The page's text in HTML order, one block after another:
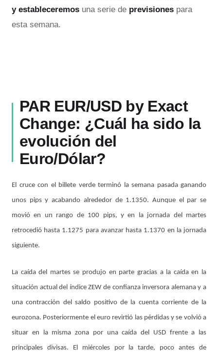
y estableceremos una serie de previsiones para
esta semana.
PAR EUR/USD by Exact
Change: ¿Cuál ha sido la
evolución del
Euro/Dólar?
El cruce con el billete verde terminó la semana pasada ganando
unos pips y acabando alrededor de 1.1350. Aunque el par se
movió en un rango de 100 pips, y en la jornada del martes
retrocedió hasta 1.1275 para avanzar hasta 1.1370 en la jornada
siguiente.
La caída del martes se produjo en parte gracias a la caída en la
situación actual del índice ZEW de confianza inversora alemana y a
una contracción del saldo positivo de la cuenta corriente de la
eurozona. Posteriormente el euro revirtió las pérdidas y se volvió a
situar en la misma zona por una caída del USD frente a las
principales divisas. El miércoles por la tarde, poco antes de